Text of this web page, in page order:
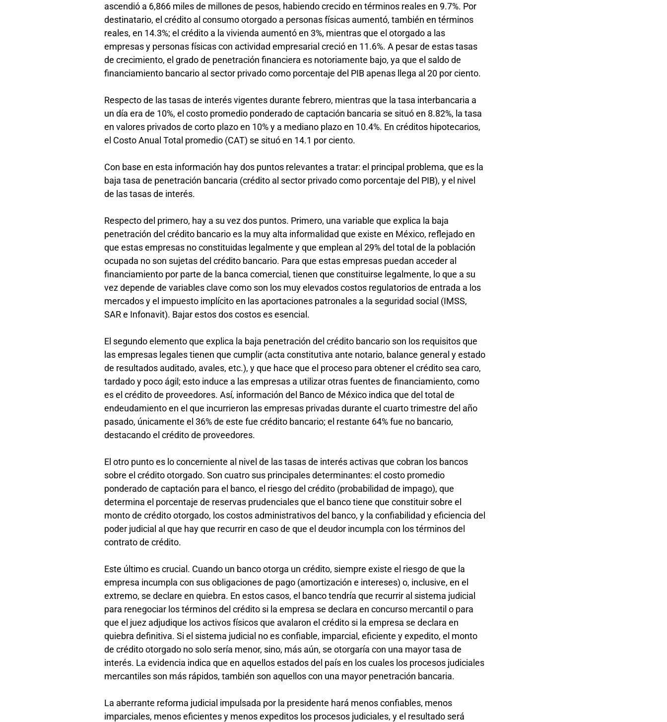
ascendió a 6,866 miles de millones de pesos, habiendo crecido en términos reales en 9.7%. Por
destinatario, el crédito al consumo otorgado a personas físicas aumentó, también en términos
reales, en 14.3%; el crédito a la vivienda aumentó en 3%, mientras que el otorgado a las
empresas y personas físicas con actividad empresarial creció en 11.6%. A pesar de estas tasas
de crecimiento, el grado de penetración financiera es notoriamente bajo, ya que el saldo de
financiamiento bancario al sector privado como porcentaje del PIB apenas llega al 20 por ciento.
Respecto de las tasas de interés vigentes durante febrero, mientras que la tasa interbancaria a
un día era de 10%, el costo promedio ponderado de captación bancaria se situó en 8.82%, la tasa
en valores privados de corto plazo en 10% y a mediano plazo en 10.4%. En créditos hipotecarios,
el Costo Anual Total promedio (CAT) se situó en 14.1 por ciento.
Con base en esta información hay dos puntos relevantes a tratar: el principal problema, que es la
baja tasa de penetración bancaria (crédito al sector privado como porcentaje del PIB), y el nivel
de las tasas de interés.
Respecto del primero, hay a su vez dos puntos. Primero, una variable que explica la baja
penetración del crédito bancario es la muy alta informalidad que existe en México, reflejado en
que estas empresas no constituidas legalmente y que emplean al 29% del total de la población
ocupada no son sujetas del crédito bancario. Para que estas empresas puedan acceder al
financiamiento por parte de la banca comercial, tienen que constituirse legalmente, lo que a su
vez depende de variables clave como son los muy elevados costos regulatorios de entrada a los
mercados y el impuesto implícito en las aportaciones patronales a la seguridad social (IMSS,
SAR e Infonavit). Bajar estos dos costos es esencial.
El segundo elemento que explica la baja penetración del crédito bancario son los requisitos que
las empresas legales tienen que cumplir (acta constitutiva ante notario, balance general y estado
de resultados auditado, avales, etc.), y que hace que el proceso para obtener el crédito sea caro,
tardado y poco ágil; esto induce a las empresas a utilizar otras fuentes de financiamiento, como
es el crédito de proveedores. Así, información del Banco de México indica que del total de
endeudamiento en el que incurrieron las empresas privadas durante el cuarto trimestre del año
pasado, únicamente el 36% de este fue crédito bancario; el restante 64% fue no bancario,
destacando el crédito de proveedores.
El otro punto es lo concerniente al nivel de las tasas de interés activas que cobran los bancos
sobre el crédito otorgado. Son cuatro sus principales determinantes: el costo promedio
ponderado de captación para el banco, el riesgo del crédito (probabilidad de impago), que
determina el porcentaje de reservas prudenciales que el banco tiene que constituir sobre el
monto de crédito otorgado, los costos administrativos del banco, y la confiabilidad y eficiencia del
poder judicial al que hay que recurrir en caso de que el deudor incumpla con los términos del
contrato de crédito.
Este último es crucial. Cuando un banco otorga un crédito, siempre existe el riesgo de que la
empresa incumpla con sus obligaciones de pago (amortización e intereses) o, inclusive, en el
extremo, se declare en quiebra. En estos casos, el banco tendría que recurrir al sistema judicial
para renegociar los términos del crédito si la empresa se declara en concurso mercantil o para
que el juez adjudique los activos físicos que avalaron el crédito si la empresa se declara en
quiebra definitiva. Si el sistema judicial no es confiable, imparcial, eficiente y expedito, el monto
de crédito otorgado no solo sería menor, sino, más aún, se otorgaría con una mayor tasa de
interés. La evidencia indica que en aquellos estados del país en los cuales los procesos judiciales
mercantiles son más rápidos, también son aquellos con una mayor penetración bancaria.
La aberrante reforma judicial impulsada por la presidente hará menos confiables, menos
imparciales, menos eficientes y menos expeditos los procesos judiciales, y el resultado será